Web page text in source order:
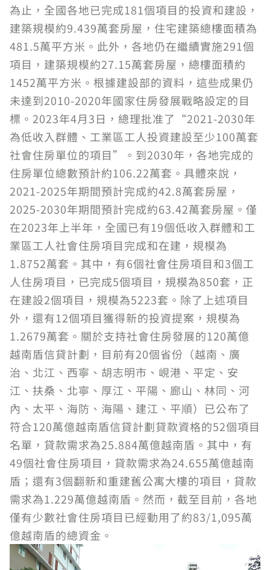
為止，全國各地已完成181個項目的投資和建設，
建築規模約9.439萬套房屋，住宅建築總樓面積為
481.5萬平方米。此外，各地仍在繼續實施291個
項目，建築規模約27.15萬套房屋，總樓面積約
1452萬平方米。根據建設部的資料，這些成果仍
未達到2010-2020年國家住房發展戰略設定的目
標。2023年4月3日，總理批准了“2021-2030年
為低收入群體、工業區工人投資建設至少100萬套
社會住房單位的項目”。到2030年，各地完成的
住房單位總數預計約106.22萬套。具體來說，
2021-2025年期間預計完成約42.8萬套房屋，
2025-2030年期間預計完成約63.42萬套房屋。僅
在2023年上半年，全國已有19個低收入群體和工
業區工人社會住房項目完成和在建，規模為
1.8752萬套。其中，有6個社會住房項目和3個工
人住房項目，已完成5個項目，規模為850套，正
在建設2個項目，規模為5223套。除了上述項目
外，還有12個項目獲得新的投資提案，規模為
1.2679萬套。關於支持社會住房發展的120萬億
越南盾信貸計劃，目前有20個省份（越南、廣
治、北江、西寧、胡志明市、峴港、平定、安
江、扶桑、北寧、厚江、平陽、廊山、林同、河
內、太平、海防、海陽、建江、平順）已公布了
符合120萬億越南盾信貸計劃貸款資格的52個項目
名單，貸款需求為25.884萬億越南盾。其中，有
49個社會住房項目，貸款需求為24.655萬億越南
盾；還有3個翻新和重建舊公寓大樓的項目，貸款
需求為1.229萬億越南盾。然而，截至目前，各地
僅有少數社會住房項目已經動用了約83/1,095萬
億越南盾的總資金。